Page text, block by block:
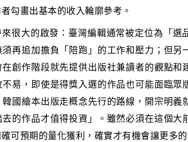
勾畫出基本的收入輪廓參考。
很大的啟發：臺灣編輯通常被定位為「
再追加擔負「陪跑」的工作和壓力；但另
創作階段就先提供出版社兼讀者的觀點
易，即使是得獎入選的作品也可能面臨
國繪本出版走概念先行的路線，開宗明
的作品才值得投資」。雖然必須在這個
可預期的量化獲利，確實才有機會讓更多